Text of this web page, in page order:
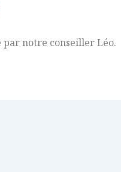
notre conseiller Léo.